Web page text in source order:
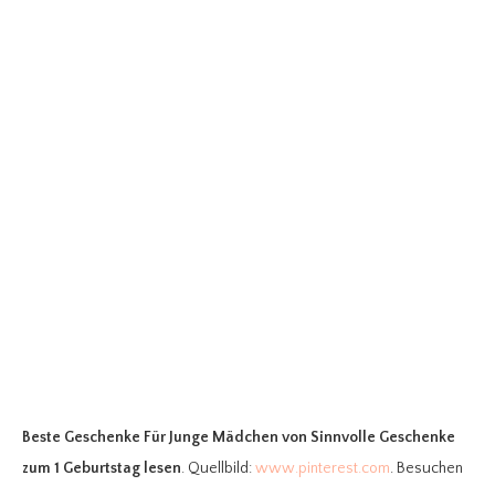
Beste Geschenke Für Junge Mädchen von Sinnvolle Geschenke
zum 1 Geburtstag lesen. Quellbild:www.pinterest.com. Besuchen